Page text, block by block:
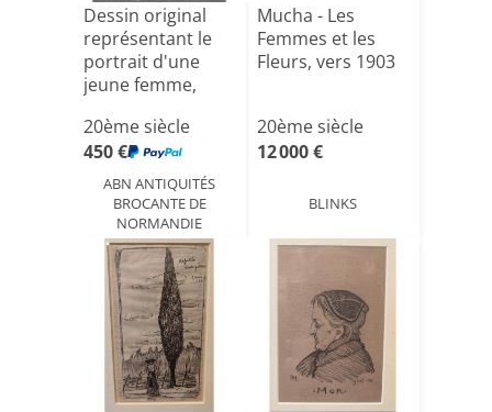
Dessin original
représentant le
portrait d'une
jeune femme,
20ème siècle
450 €
ABN ANTIQUITÉS
BROCANTE DE
NORMANDIE
Mucha - Les
Femmes et les
Fleurs, vers 1903
20ème siècle
12 000 €
BLINKS